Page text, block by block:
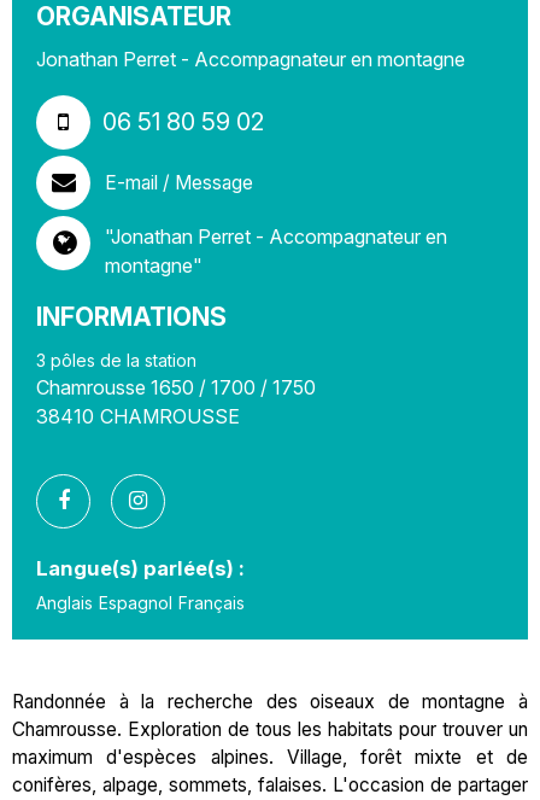
ORGANISATEUR
Jonathan Perret - Accompagnateur en montagne
06 51 80 59 02
E-mail / Message
"Jonathan Perret - Accompagnateur en
montagne"
INFORMATIONS
3 pôles de la station
Chamrousse 1650 / 1700 / 1750
38410 CHAMROUSSE
Langue(s) parlée(s) :
Anglais Espagnol Français
Randonnée à la recherche des oiseaux de montagne à
Chamrousse. Exploration de tous les habitats pour trouver un
maximum d'espèces alpines. Village, forêt mixte et de
conifères, alpage, sommets, falaises. L'occasion de partager